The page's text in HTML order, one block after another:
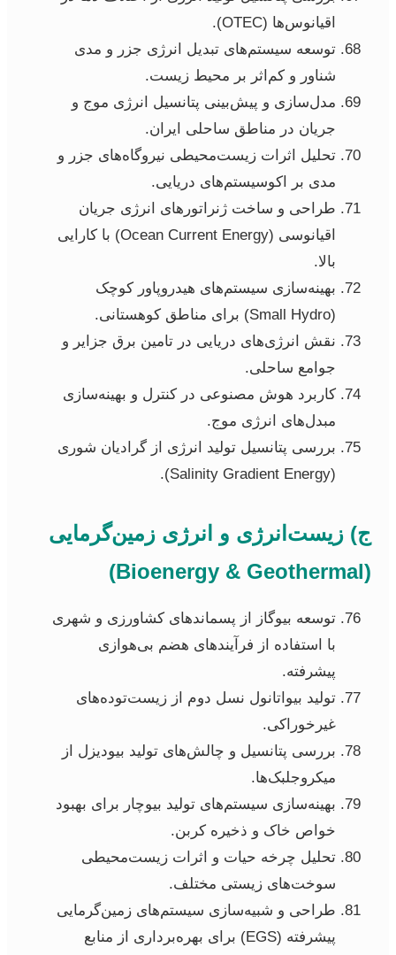
اقیانوس‌ها (OTEC).
توسعه سیستم‌های تبدیل انرژی جزر و مدی
شناور و کم‌اثر بر محیط زیست.
مدل‌سازی و پیش‌بینی پتانسیل انرژی موج و
جریان در مناطق ساحلی ایران.
تحلیل اثرات زیست‌محیطی نیروگاه‌های جزر و
مدی بر اکوسیستم‌های دریایی.
طراحی و ساخت ژنراتورهای انرژی جریان
اقیانوسی (Ocean Current Energy) با کارایی
بالا.
بهینه‌سازی سیستم‌های هیدروپاور کوچک
(Small Hydro) برای مناطق کوهستانی.
نقش انرژی‌های دریایی در تامین برق جزایر و
جوامع ساحلی.
کاربرد هوش مصنوعی در کنترل و بهینه‌سازی
مبدل‌های انرژی موج.
بررسی پتانسیل تولید انرژی از گرادیان شوری
(Salinity Gradient Energy).
ج) زیست‌انرژی و انرژی زمین‌گرمایی
(Bioenergy & Geothermal)
توسعه بیوگاز از پسماندهای کشاورزی و شهری
با استفاده از فرآیندهای هضم بی‌هوازی
پیشرفته.
تولید بیواتانول نسل دوم از زیست‌توده‌های
غیرخوراکی.
بررسی پتانسیل و چالش‌های تولید بیودیزل از
میکروجلبک‌ها.
بهینه‌سازی سیستم‌های تولید بیوچار برای بهبود
خواص خاک و ذخیره کربن.
تحلیل چرخه حیات و اثرات زیست‌محیطی
سوخت‌های زیستی مختلف.
طراحی و شبیه‌سازی سیستم‌های زمین‌گرمایی
پیشرفته (EGS) برای بهره‌برداری از منابع